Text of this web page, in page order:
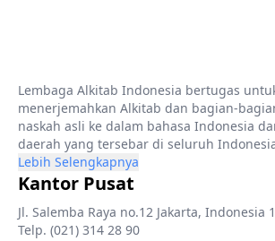
Lembaga Alkitab Indonesia bertugas
menerjemahkan Alkitab dan bagian-
naskah asli ke dalam bahasa Indonesia
daerah yang tersebar di seluruh
Lebih Selengkapnya
Kantor Pusat
Jl. Salemba Raya no.12 Jakarta, Indonesia
Telp. (021) 314 28 90